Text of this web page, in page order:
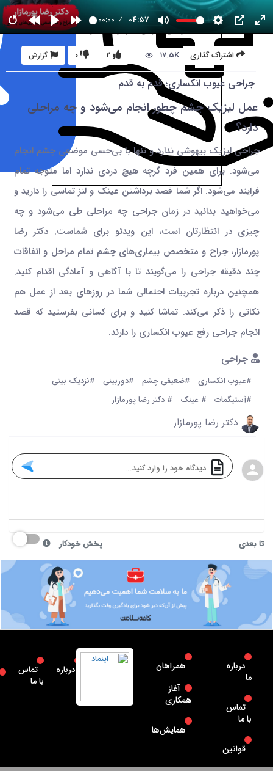
00:00 04:57
اشتراک گذاری 17.5K گزارش 0 2
جراحی عیوب انکساری؛ قدم به قدم
عمل لیزیک چشم چطور انجام می‌شود و چه مراحلی
دارد؟
جراحی لیزیک بیهوشی ندارد و تنها با بی‌حسی موضعی چشم انجام
می‌شود. برای همین فرد گرچه هیچ دردی ندارد اما متوجه تمام
فرایند می‌شود. اگر شما قصد برداشتن عینک و لنز تماسی را دارید و
می‌خواهید بدانید در زمان جراحی چه مراحلی طی می‌شود و چه
چیزی در انتظارتان است، این ویدئو برای شماست. دکتر رضا
پورمازار، جراح و متخصص بیماری‌های چشم تمام مراحل و اتفاقات
چند دقیقه جراحی را می‌گویند تا با آگاهی و آمادگی اقدام کنید.
همچنین درباره تجربیات احتمالی شما در روزهای بعد از عمل هم
نکاتی را ذکر می‌کند. تماشا کنید و برای کسانی بفرستید که قصد
انجام جراحی رفع عیوب انکساری را دارند.
جراحی
#عیوب انکساری #ضعیفی چشم #دوربینی
#نزدیک بینی
#آستیگمات
# عینک # دکتر رضا پورمازار
دکتر رضا پورمازار
تا بعدی پخش خودکار
درباره
ما
تماس
با ما
قوانین
همراهان
آغاز
همکاری
همایش‌ها
درباره
ما
تماس
با ما